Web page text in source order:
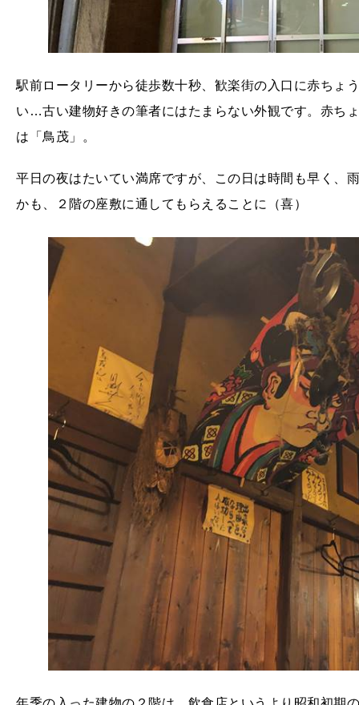
駅前ロータリーから徒歩数十秒、歓楽街の入口に赤ちょ
い…古い建物好きの筆者にはたまらない外観です。赤ち
は「鳥茂」。
平日の夜はたいてい満席ですが、この日は時間も早く、
かも、２階の座敷に通してもらえることに（喜）